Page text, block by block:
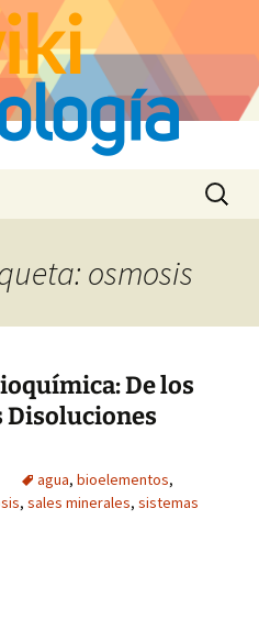
Buscar:
osmosis
De los
Disoluciones
agua, bioelementos,
, sales minerales, sistemas